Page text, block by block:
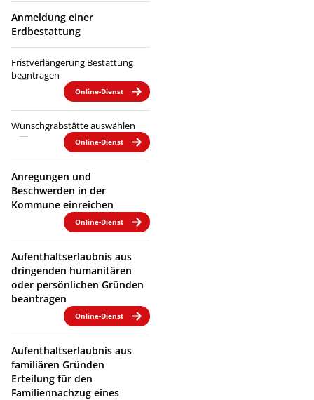
Anmeldung einer
Erdbestattung
Fristverlängerung Bestattung
beantragen
Online-Dienst
Wunschgrabstätte auswählen
Online-Dienst
Anregungen und
Beschwerden in der
Kommune einreichen
Online-Dienst
Aufenthaltserlaubnis aus
dringenden humanitären
oder persönlichen Gründen
beantragen
Online-Dienst
Aufenthaltserlaubnis aus
familiären Gründen
Erteilung für den
Familiennachzug eines